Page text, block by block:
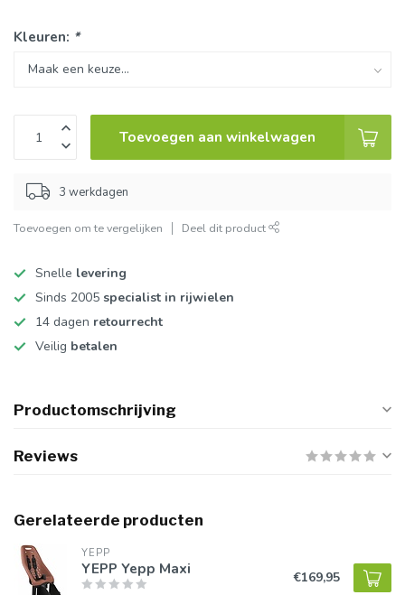
Kleuren: *
Toevoegen aan winkelwagen
3 werkdagen
Toevoegen om te vergelijken Deel dit product
Snelle levering
Sinds 2005 specialist in rijwielen
14 dagen retourrecht
Veilig betalen
Productomschrijving
Reviews
Gerelateerde producten
YEPP
YEPP Yepp Maxi €169,95